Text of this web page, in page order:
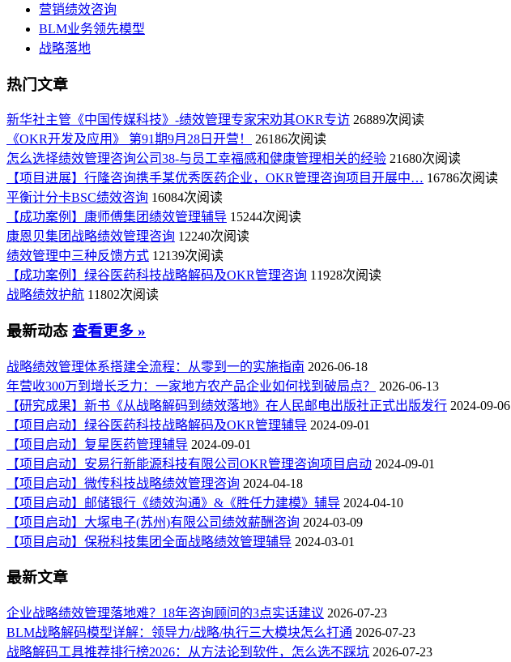
营销绩效咨询
BLM业务领先模型
战略落地
热门文章
新华社主管《中国传媒科技》-绩效管理专家宋劝其OKR专访 26889次阅读
《OKR开发及应用》 第91期9月28日开营！
26186次阅读
怎么选择绩效管理咨询公司38-与员工幸福感和健康管理相关的经验 21680次阅读
【项目进展】行隆咨询携手某优秀医药企业，OKR管理咨询项目开展中… 16786次阅读
平衡计分卡BSC绩效咨询 16084次阅读
【成功案例】康师傅集团绩效管理辅导 15244次阅读
康恩贝集团战略绩效管理咨询 12240次阅读
绩效管理中三种反馈方式 12139次阅读
【成功案例】绿谷医药科技战略解码及OKR管理咨询 11928次阅读
战略绩效护航 11802次阅读
最新动态 查看更多 »
战略绩效管理体系搭建全流程：从零到一的实施指南 2026-06-18
年营收300万到增长乏力：一家地方农产品企业如何找到破局点？
2026-06-13
【研究成果】新书《从战略解码到绩效落地》在人民邮电出版社正式出版发行 2024-09-06
【项目启动】绿谷医药科技战略解码及OKR管理辅导 2024-09-01
【项目启动】复星医药管理辅导 2024-09-01
【项目启动】安易行新能源科技有限公司OKR管理咨询项目启动 2024-09-01
【项目启动】微传科技战略绩效管理咨询 2024-04-18
【项目启动】邮储银行《绩效沟通》&《胜任力建模》辅导 2024-04-10
【项目启动】大塚电子(苏州)有限公司绩效薪酬咨询 2024-03-09
【项目启动】保税科技集团全面战略绩效管理辅导 2024-03-01
最新文章
企业战略绩效管理落地难？18年咨询顾问的3点实话建议 2026-07-23
BLM战略解码模型详解：领导力/战略/执行三大模块怎么打通 2026-07-23
战略解码工具推荐排行榜2026：从方法论到软件，怎么选不踩坑 2026-07-23